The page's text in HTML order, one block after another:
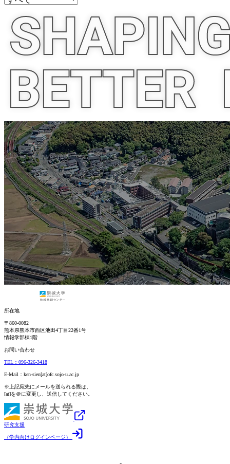
所在地
〒860-0082
熊本県熊本市西区池田4丁目22番1号
情報学部棟1階
お問い合わせ
TEL：096-326-3418
E-Mail：ken-sien[at]ofc.sojo-u.ac.jp
※上記宛先にメールを送られる際は、
[at]を＠に変更し、送信してください。
研究支援
（学内向けログインページ）